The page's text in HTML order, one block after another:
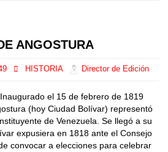
ANGOSTURA
HISTORIA Director de Edición
el 15 de febrero de 1819
(hoy Ciudad Bolívar) representó
de Venezuela. Se llegó a su
expusiera en 1818 ante el Consejo
convocar a elecciones para celebrar